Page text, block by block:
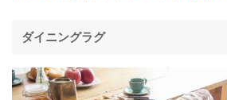
ダイニングラグ